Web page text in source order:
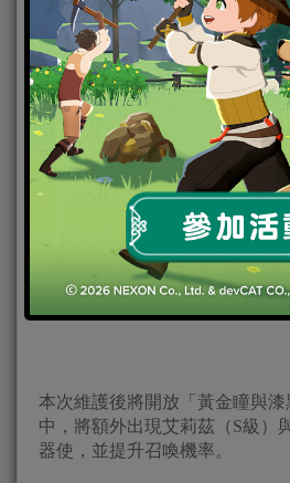
黃金瞳與漆黑人偶
活動時間：2018 年 9 月 27 日維
本次維護後將開放「黃金瞳與
中，將額外出現艾莉茲（S級）
器使，並提升召喚機率。